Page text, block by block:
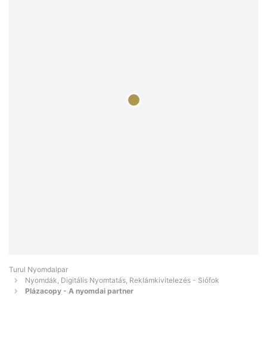
Turul Nyomdaipar
Nyomdák, Digitális Nyomtatás, Reklámkivitelezés - Siófok
Plázacopy - A nyomdai partner